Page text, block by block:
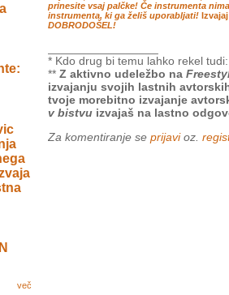
več
prinesite vsaj palčke! Če instrumenta
instrumenta, ki ga želiš uporabljati!
DOBRODOŠEL!
* Kdo drug bi temu lahko rekel
** Z aktivno udeležbo na
izvajanju svojih lastnih
tvoje morebitno izvajanje
v bistvu izvajaš na lastno
Za komentiranje se prijavioz.